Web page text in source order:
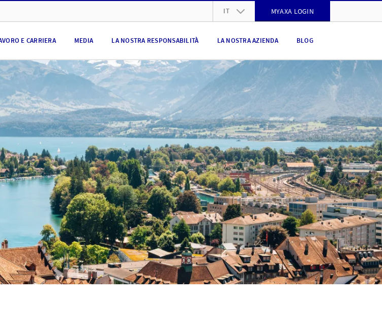
IT
IT
MYAXA LOGIN
E CARRIERA MEDIA LA NOSTRA RESPONSABILITÀ LA NOSTRA AZIENDA BLOG